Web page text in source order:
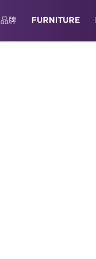
品牌 FURNITURE